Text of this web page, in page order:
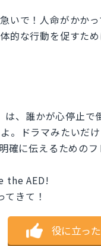
いで！人命がかか
的な行動を促すため
、誰かが心停止で
。ドラマみたいだ
確に伝えるためのフ
the AED!
きて！
役に立った